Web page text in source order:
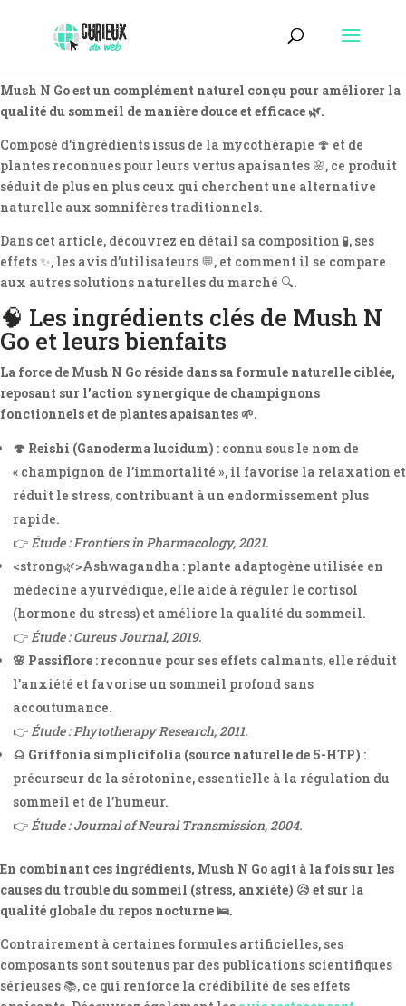
Mush N Go est un complément naturel conçu pour améliorer la
qualité du sommeil de manière douce et efficace 🌿.
Composé d’ingrédients issus de la mycothérapie 🍄 et de
plantes reconnues pour leurs vertus apaisantes 🌸, ce produit
séduit de plus en plus ceux qui cherchent une alternative
naturelle aux somnifères traditionnels.
Dans cet article, découvrez en détail sa composition 🧪, ses
effets ✨, les avis d’utilisateurs 💬, et comment il se compare
aux autres solutions naturelles du marché 🔍.
🧠 Les ingrédients clés de Mush N
Go et leurs bienfaits
La force de Mush N Go réside dans sa formule naturelle ciblée,
reposant sur l’action synergique de champignons
fonctionnels et de plantes apaisantes 🌱.
🍄 Reishi (Ganoderma lucidum) : connu sous le nom de
« champignon de l’immortalité », il favorise la relaxation et
réduit le stress, contribuant à un endormissement plus
rapide.
👉Étude : Frontiers in Pharmacology, 2021.
<strong🌿>Ashwagandha : plante adaptogène utilisée en
médecine ayurvédique, elle aide à réguler le cortisol
(hormone du stress) et améliore la qualité du sommeil.
👉Étude : Cureus Journal, 2019.
🌸 Passiflore : reconnue pour ses effets calmants, elle réduit
l’anxiété et favorise un sommeil profond sans
accoutumance.
👉Étude : Phytotherapy Research, 2011.
🌰 Griffonia simplicifolia (source naturelle de 5-HTP) :
précurseur de la sérotonine, essentielle à la régulation du
sommeil et de l’humeur.
👉Étude : Journal of Neural Transmission, 2004.
En combinant ces ingrédients, Mush N Go agit à la fois sur les
causes du trouble du sommeil (stress, anxiété) 😥 et sur la
qualité globale du repos nocturne 🛌.
Contrairement à certaines formules artificielles, ses
composants sont soutenus par des publications scientifiques
sérieuses 📚, ce qui renforce la crédibilité de ses effets